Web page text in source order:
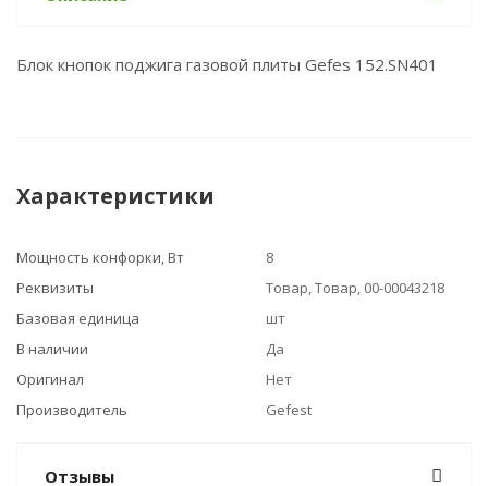
Блок кнопок поджига газовой плиты Gefes 152.SN401
Характеристики
Мощность конфорки, Вт
8
Реквизиты
Товар, Товар, 00-00043218
Базовая единица
шт
В наличии
Да
Оригинал
Нет
Производитель
Gefest
Отзывы